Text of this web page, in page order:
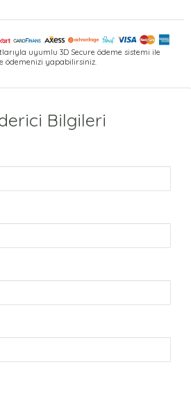
uyumlu 3D Secure ödeme sistemi ile
ödemenizi yapabilirsiniz.
Bilgileri